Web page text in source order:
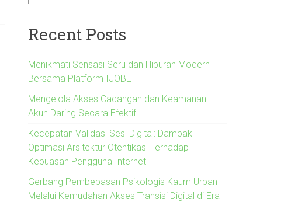
Recent Posts
Menikmati Sensasi Seru dan Hiburan Modern
Bersama Platform IJOBET
Mengelola Akses Cadangan dan Keamanan
Akun Daring Secara Efektif
Kecepatan Validasi Sesi Digital: Dampak
Optimasi Arsitektur Otentikasi Terhadap
Kepuasan Pengguna Internet
Gerbang Pembebasan Psikologis Kaum Urban
Melalui Kemudahan Akses Transisi Digital di Era